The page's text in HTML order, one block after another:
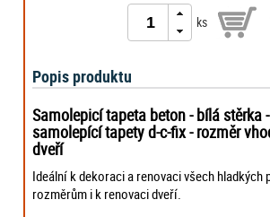
ks
Popis produktu
Samolepicí tapeta beton - bílá stěrka
samolepící tapety d-c-fix - rozměr
dveří
Ideální k dekoraci a renovaci všech hladkých
rozměrům i k renovaci dveří.